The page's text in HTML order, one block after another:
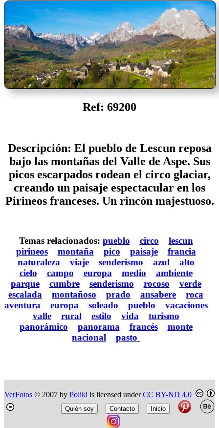
Ref: 69200
Descripción: El pueblo de Lescun reposa
bajo las montañas del Valle de Aspe. Sus
picos escarpados rodean el circo glaciar,
creando un paisaje espectacular en los
Pirineos franceses. Un rincón majestuoso.
Temas relacionados: pueblo circo
lescun
pirineos
montaña pico paisaje
francia
naturaleza
viaje senderismo azul
alto
cielo
campo europa medio
ambiente
parque
cumbre senderismo rocoso
verde
escalada
montañoso prado ansabere
roca
aventura
europa soleado pueblo
vacaciones
valle
rural estilo vida
turismo
panorámico
panorama francés
monte
nacional
pasto
VerFotos © 2007 byPoliki is licensed underCC BY-ND 4.0
Quién soy Contacto Inicio